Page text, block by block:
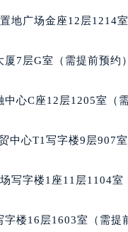
市左旗土尔扈特大街
山区幸福路甲3号王
市东胜区伊金霍洛街
尔沁区明仁大街积家
市集宁区恩和大街积
乌兰浩特市兴安大街
地广场金座12层1214室
7层G室（需提前预约）
心C座12层1205室（
中心T1写字楼9层907室
写字楼1座11层1104室
楼16层1603室（需提